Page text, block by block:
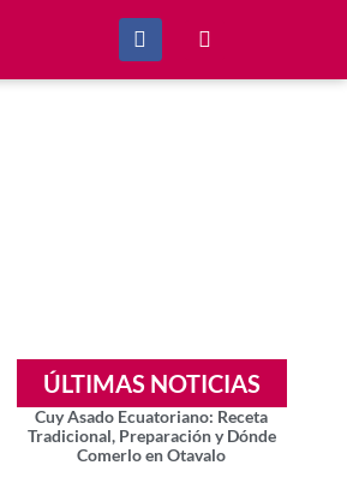
ÚLTIMAS NOTICIAS
Cuy Asado Ecuatoriano: Receta
Tradicional, Preparación y Dónde
Comerlo en Otavalo